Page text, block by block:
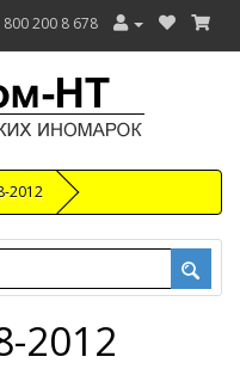
800 200 8 678
2012
2012